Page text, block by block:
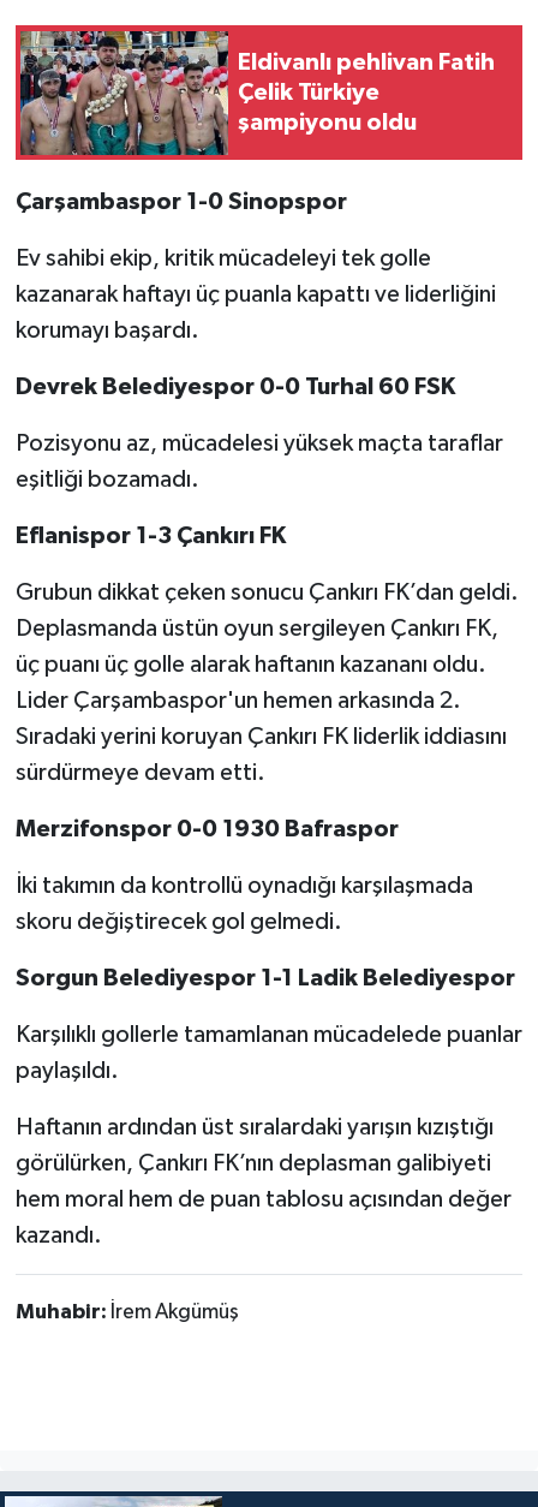
Eldivanlı pehlivan Fatih
Çelik Türkiye
şampiyonu oldu
Çarşambaspor 1-0 Sinopspor
Ev sahibi ekip, kritik mücadeleyi tek golle
kazanarak haftayı üç puanla kapattı ve liderliğini
korumayı başardı.
Devrek Belediyespor 0-0 Turhal 60 FSK
Pozisyonu az, mücadelesi yüksek maçta taraflar
eşitliği bozamadı.
Eflanispor 1-3 Çankırı FK
Grubun dikkat çeken sonucu Çankırı FK’dan geldi.
Deplasmanda üstün oyun sergileyen Çankırı FK,
üç puanı üç golle alarak haftanın kazananı oldu.
Lider Çarşambaspor'un hemen arkasında 2.
Sıradaki yerini koruyan Çankırı FK liderlik iddiasını
sürdürmeye devam etti.
Merzifonspor 0-0 1930 Bafraspor
İki takımın da kontrollü oynadığı karşılaşmada
skoru değiştirecek gol gelmedi.
Sorgun Belediyespor 1-1 Ladik Belediyespor
Karşılıklı gollerle tamamlanan mücadelede puanlar
paylaşıldı.
Haftanın ardından üst sıralardaki yarışın kızıştığı
görülürken, Çankırı FK’nın deplasman galibiyeti
hem moral hem de puan tablosu açısından değer
kazandı.
Muhabir: İrem Akgümüş